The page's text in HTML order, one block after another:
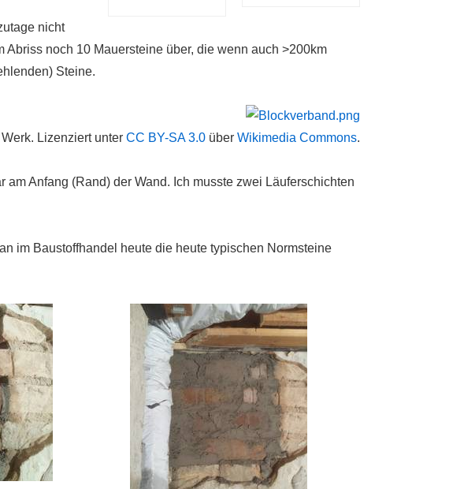
nicht
noch 10 Mauersteine über, die wenn auch >200km
Steine.
. Lizenziert unter CC BY-SA 3.0 über Wikimedia Commons.
am Anfang (Rand) der Wand. Ich musste zwei Läuferschichten
im Baustoffhandel heute die heute typischen Normsteine